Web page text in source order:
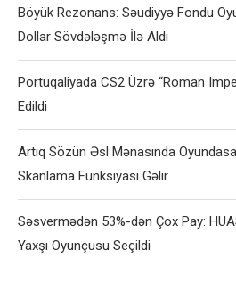
Böyük Rezonans: Səudiyyə Fondu
Dollar Sövdələşmə İlə Aldı
Portuqaliyada CS2 Üzrə “Roman
Edildi
Artıq Sözün Əsl Mənasında
Skanlama Funksiyası Gəlir
Səsvermədən 53%-dən Çox Pay:
Yaxşı Oyunçusu Seçildi